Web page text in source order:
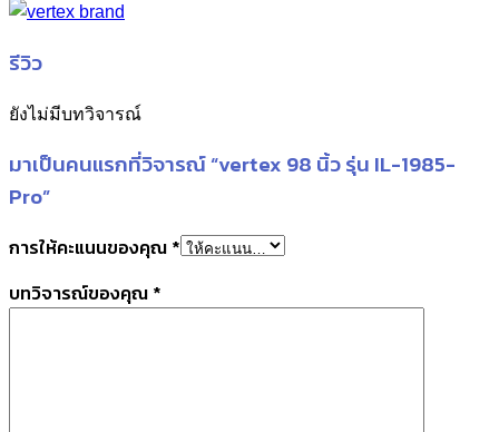
รีวิว
ยังไม่มีบทวิจารณ์
มาเป็นคนแรกที่วิจารณ์ “vertex 98 นิ้ว รุ่น IL-1985-
Pro”
การให้คะแนนของคุณ *
บทวิจารณ์ของคุณ *